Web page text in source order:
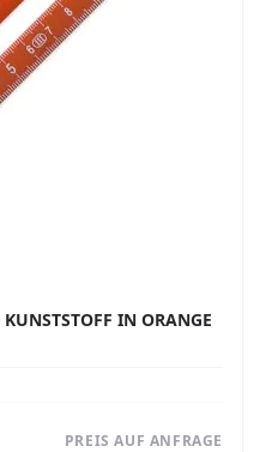
IN ORANGE
PREIS AUF ANFRAGE